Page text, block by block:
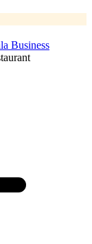
Business